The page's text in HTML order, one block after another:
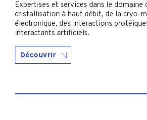
Expertises et services dans le domaine
cristallisation à haut débit, de la cryo-
électronique, des interactions
interactants artificiels.
Découvrir